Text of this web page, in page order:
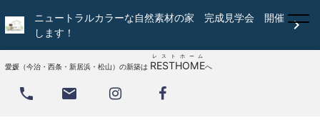
ニュートラルカラーな自然素材の家 完成見学会 開催
します！

愛媛（今治・西条・新居浜・松山）の新築は RESTHOME
レストホーム
へ
 